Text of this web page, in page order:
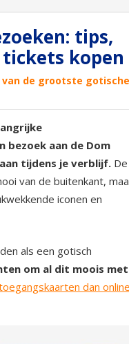
tips,
kopen
van de grootste gotische
bezoek aan de Dom
tijdens je verblijf. De
van de buitenkant,
iconen en
als een gotisch
om al dit moois met
dan